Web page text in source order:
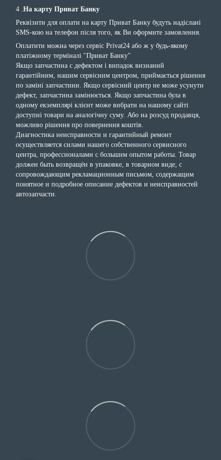
4 . На карту Приват Банку
Реквізити для оплати на карту Приват Банку будуть надіслані
SMS-кою на телефон після того, як Ви оформите замовлення.
Оплатити можна через сервіс Privat24 або ж у будь-якому
платіжному терміналі "Приват Банку"
Якщо запчастина с дефектом і випадок визнаний
гарантійним, нашим сервісним центром, приймається рішення
по заміні запчастини. Якщо сервісний центр не може усунути
дефект, запчастина замінюється. Якщо запчастина була в
одному екземплярі клієнт може вибрати на нашому сайті
доступні товари на аналогічну суму. Або на розсуд продавця,
можливо рішення про повернення коштів.
Диагностика неисправности и гарантийный ремонт
осуществляется силами нашего собственного сервисного
центра, профессионалами с большим опытом работы. Товар
должен быть возвращён в упаковке, в товарном виде, с
сопровождающим рекламационным письмом, содержащим
понятное и подробное описание дефектов и неисправностей
автозапчасти.